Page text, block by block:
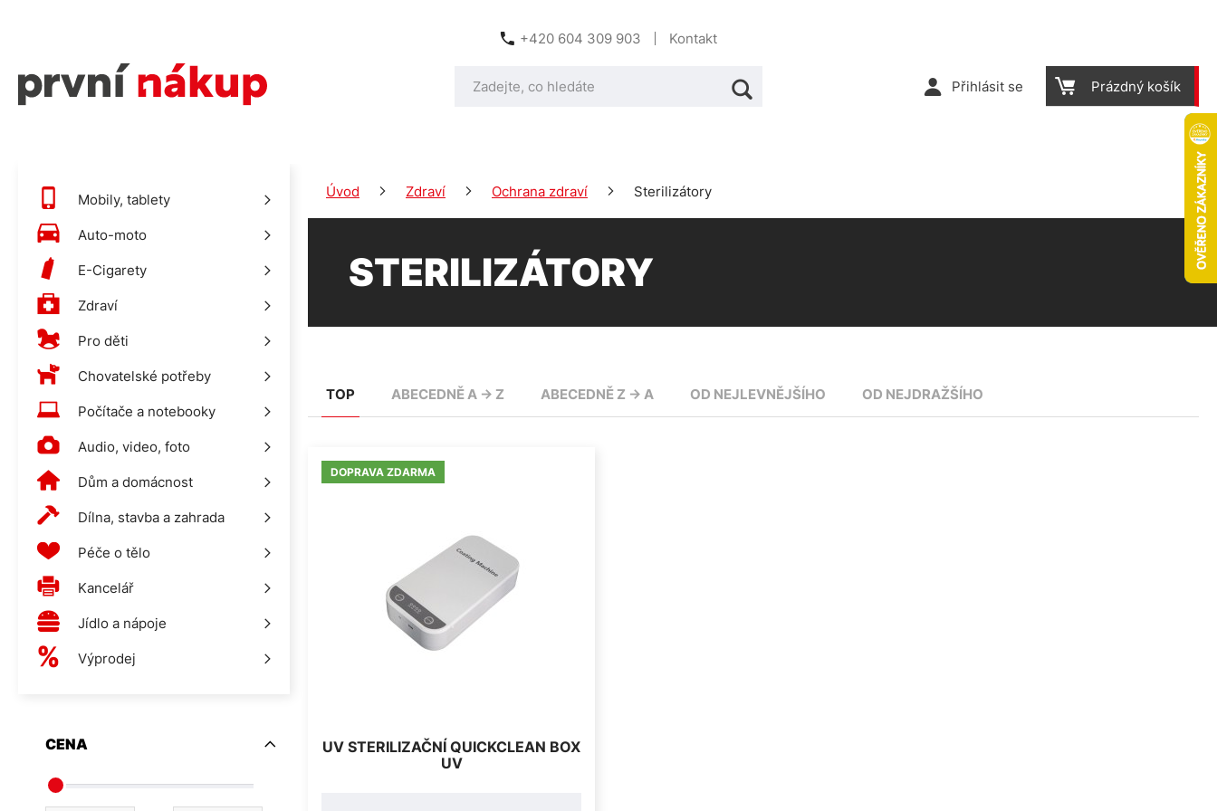
Přihlásit se Prázdný košík
+420 604 309 903 Kontakt
Úvod Zdraví Ochrana zdraví Sterilizátory
STERILIZÁTORY
TOP ABECEDNĚ A -> Z ABECEDNĚ Z -> A OD NEJLEVNĚJŠÍHO OD NEJDRAŽŠÍHO
DOPRAVA ZDARMA
UV STERILIZAČNÍ QUICKCLEAN BOX
UV
Mobily, tablety
Auto-moto
E-Cigarety
Zdraví
Pro děti
Chovatelské potřeby
Počítače a notebooky
Audio, video, foto
Dům a domácnost
Dílna, stavba a zahrada
Péče o tělo
Kancelář
Jídlo a nápoje
Výprodej
CENA